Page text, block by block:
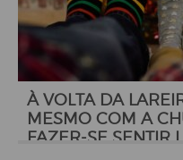
À VOLTA DA
MESMO COM A
FAZER-SE SENTIR